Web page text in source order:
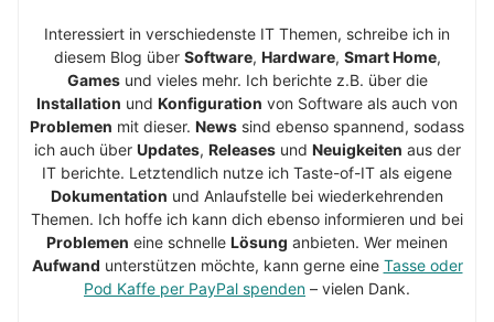
Interessiert in verschiedenste IT Themen, schreibe ich in
diesem Blog über Software, Hardware, Smart Home,
Gamesund vieles mehr. Ich berichte z.B. über die
Installation und Konfiguration von Software als auch von
Problemen mit dieser. News sind ebenso spannend, sodass
ich auch über Updates, Releasesund Neuigkeiten aus der
IT berichte. Letztendlich nutze ich Taste-of-IT als eigene
Dokumentation und Anlaufstelle bei wiederkehrenden
Themen. Ich hoffe ich kann dich ebenso informieren und bei
Problemen eine schnelle Lösung anbieten. Wer meinen
Aufwand unterstützen möchte, kann gerne eine Tasse oder
Pod Kaffe per PayPal spenden – vielen Dank.